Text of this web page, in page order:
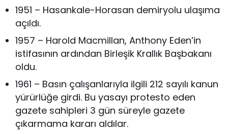
1951 – Hasankale-Horasan demiryolu ulaşıma
açıldı.
1957 – Harold Macmillan, Anthony Eden’in
istifasının ardından Birleşik Krallık Başbakanı
oldu.
1961 – Basın çalışanlarıyla ilgili 212 sayılı kanun
yürürlüğe girdi. Bu yasayı protesto eden
gazete sahipleri 3 gün süreyle gazete
çıkarmama kararı aldılar.